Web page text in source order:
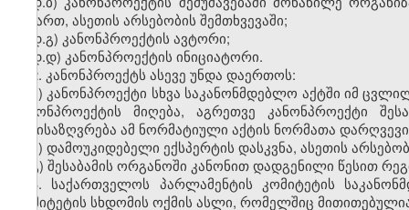
მიმართ, ასეთის არსებობის შემთხვევაში;
დ.გ) კანონპროექტის ავტორი;
დ.დ) კანონპროექტის ინიციატორი.
2. კანონპროექტს ასევე უნდა დაერთოს:
ა) კანონპროექტი სხვა საკანონმდებლო აქტში იმ
კანონპროექტის მიღება, აგრეთვე კანონპროექტი
განისაზღვრება ამ ნორმატიული აქტის ნორმათა
ბ) დამოუკიდებელი ექსპერტის დასკვნა, ასეთის
გ) შესაბამის ორგანოში კანონით დადგენილი წესით
3. საქართველოს პარლამენტის კომიტეტის
კომიტეტის სხდომის ოქმის ასლი, რომელშიც